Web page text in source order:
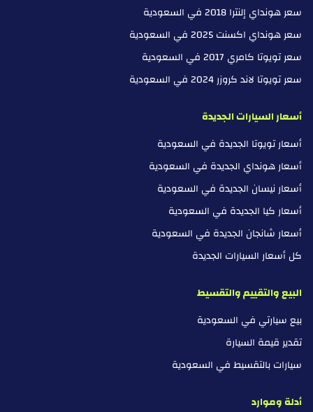
سعر هونداي إلنترا 2018 في السعودية
سعر هونداي اكسنت 2025 في السعودية
سعر تويوتا كامري 2017 في السعودية
سعر تويوتا لاند كروزر 2024 في السعودية
أسعار السيارات الجديدة
أسعار تويوتا الجديدة في السعودية
أسعار هونداي الجديدة في السعودية
أسعار نيسان الجديدة في السعودية
أسعار كيا الجديدة في السعودية
أسعار شانجان الجديدة في السعودية
كل أسعار السيارات الجديدة
البيع والتقييم والتقسيط
بيع سيارتي في السعودية
تقدير قيمة السيارة
سيارات بالتقسيط في السعودية
أدلة وموارد